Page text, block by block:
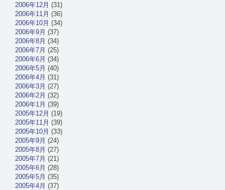
2006年12月 (31)
2006年11月 (36)
2006年10月 (34)
2006年9月 (37)
2006年8月 (34)
2006年7月 (25)
2006年6月 (34)
2006年5月 (40)
2006年4月 (31)
2006年3月 (27)
2006年2月 (32)
2006年1月 (39)
2005年12月 (19)
2005年11月 (39)
2005年10月 (33)
2005年9月 (24)
2005年8月 (27)
2005年7月 (21)
2005年6月 (28)
2005年5月 (35)
2005年4月 (37)